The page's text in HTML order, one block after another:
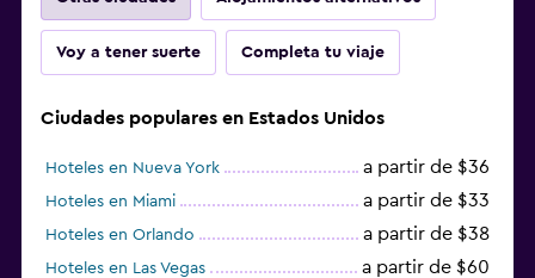
Voy a tener suerte Completa tu viaje
Ciudades populares en Estados Unidos
Hoteles en Nueva York a partir de $36
Hoteles en Miami a partir de $33
Hoteles en Orlando a partir de $38
Hoteles en Las Vegas a partir de $60